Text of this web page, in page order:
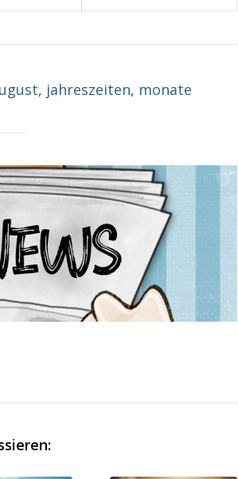
, jahreszeiten, monate